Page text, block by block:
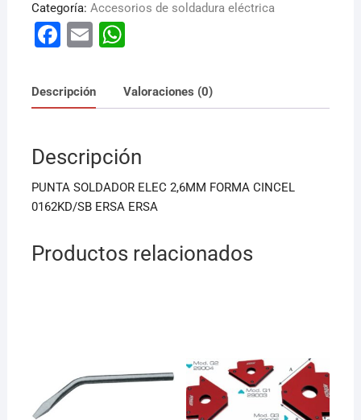
Categoría: Accesorios de soldadura eléctrica
F
c
e
o
o
k
E
ai
l
W
at
s
p
p
Descripción Valoraciones (0)
Descripción
PUNTA SOLDADOR ELEC 2,6MM FORMA CINCEL
0162KD/SB ERSA ERSA
Productos relacionados